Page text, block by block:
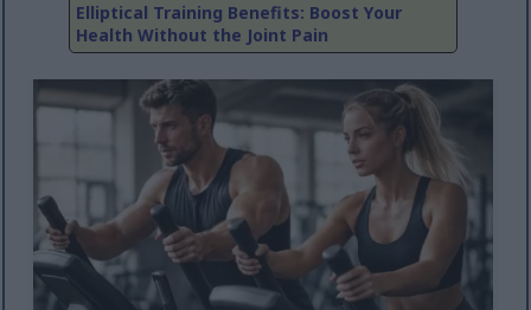
Elliptical Training Benefits: Boost Your
Health Without the Joint Pain